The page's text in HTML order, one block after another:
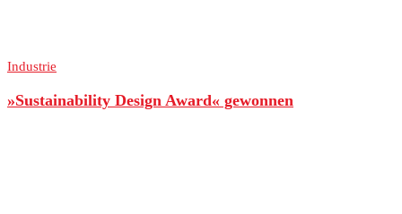
Industrie
»Sustainability Design Award« gewonnen